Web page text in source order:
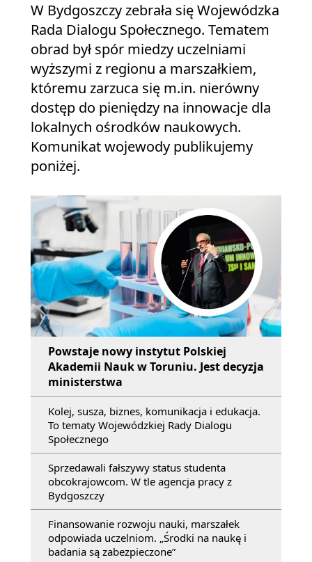
W Bydgoszczy zebrała się Wojewódzka
Rada Dialogu Społecznego. Tematem
obrad był spór miedzy uczelniami
wyższymi z regionu a marszałkiem,
któremu zarzuca się m.in. nierówny
dostęp do pieniędzy na innowacje dla
lokalnych ośrodków naukowych.
Komunikat wojewody publikujemy
poniżej.
Powstaje nowy instytut Polskiej
Akademii Nauk w Toruniu. Jest decyzja
ministerstwa
Kolej, susza, biznes, komunikacja i edukacja.
To tematy Wojewódzkiej Rady Dialogu
Społecznego
Sprzedawali fałszywy status studenta
obcokrajowcom. W tle agencja pracy z
Bydgoszczy
Finansowanie rozwoju nauki, marszałek
odpowiada uczelniom. „Środki na naukę i
badania są zabezpieczone”